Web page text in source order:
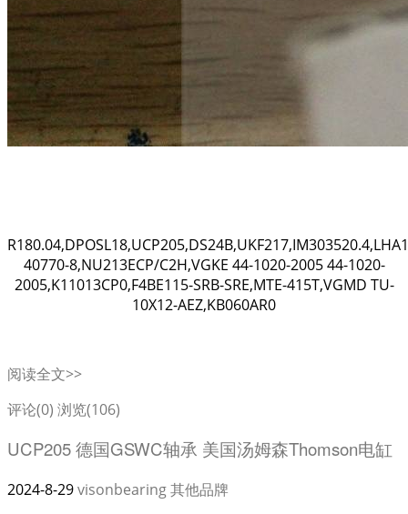
40770-8,NU213ECP/C2H,VGKE 44-1020-2005 44-1020-
2005,K11013CP0,F4BE115-SRB-SRE,MTE-415T,VGMD TU-
10X12-AEZ,KB060AR0
阅读全文>>
评论(0) 浏览(106)
UCP205 德国GSWC轴承 美国汤姆森Thomson电缸
2024-8-29visonbearing其他品牌